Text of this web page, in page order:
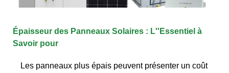
Épaisseur des Panneaux Solaires : L''Essentiel à
Savoir pour
Les panneaux plus épais peuvent présenter un coût